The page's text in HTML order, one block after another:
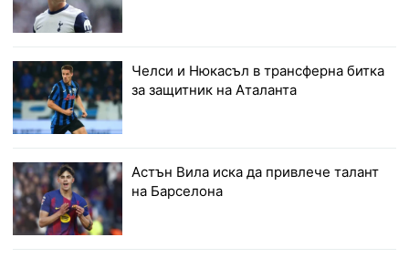
Челси и Нюкасъл в трансферна битка
за защитник на Аталанта
Астън Вила иска да привлече талант
на Барселона